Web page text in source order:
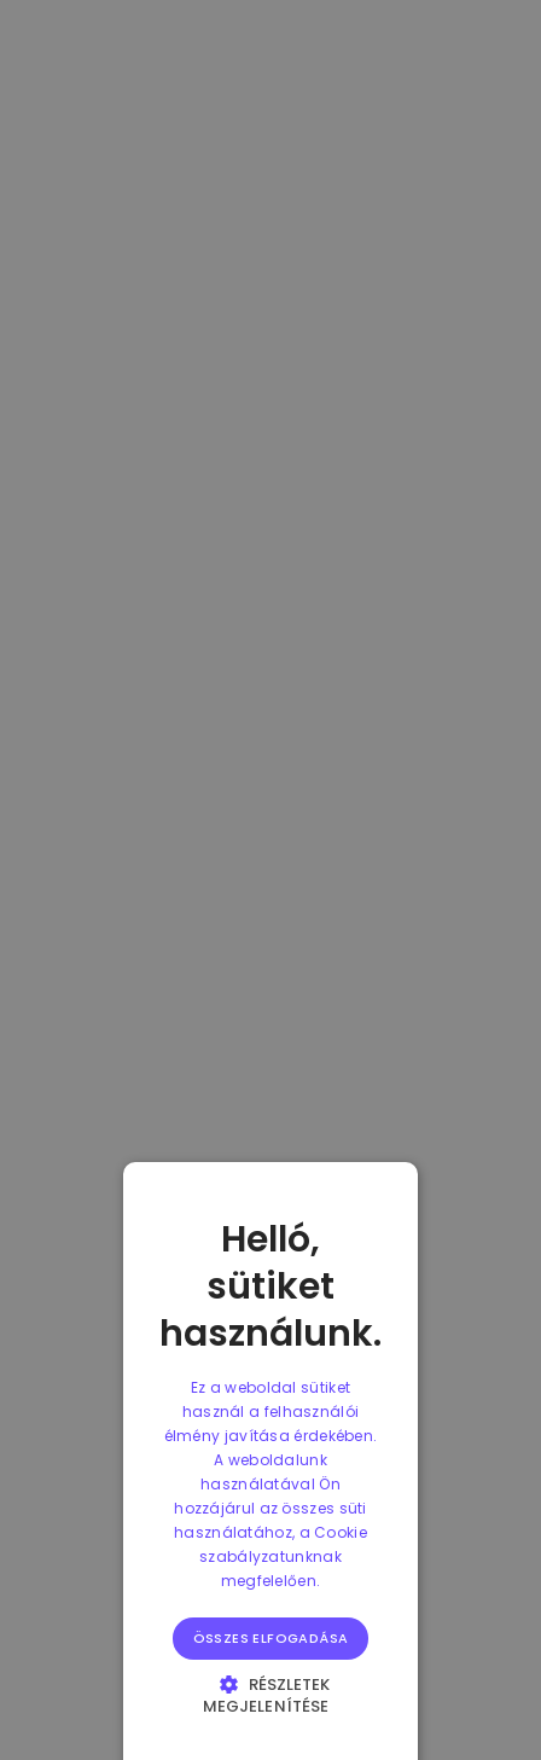
Helló,
sütiket
használunk.
Ez a weboldal sütiket
használ a felhasználói
élmény javítása érdekében.
A weboldalunk
használatával Ön
hozzájárul az összes süti
használatához, a Cookie
szabályzatunknak
megfelelően.
ÖSSZES ELFOGADÁSA
RÉSZLETEK
MEGJELENÍTÉSE